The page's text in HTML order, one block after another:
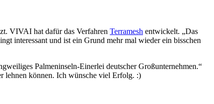
VIVAI hat dafür das Verfahren Terramesh entwickelt. „Das
interessant und ist ein Grund mehr mal wieder ein bisschen
Palmeninseln-Einerlei deutscher Großunternehmen.“
lehnen können. Ich wünsche viel Erfolg. :)